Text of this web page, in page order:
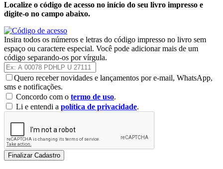
Localize o código de acesso no início do seu livro impresso e
digite-o no campo abaixo.
Insira todos os números e letras do código impresso no livro sem
espaço ou caractere especial. Você pode adicionar mais de um
código separando-os por vírgula.
Quero receber novidades e lançamentos por e-mail, WhatsApp,
sms e notificações.
Concordo com o termo de uso.
Li e entendi a política de privacidade.